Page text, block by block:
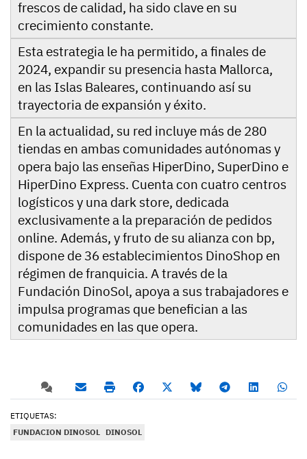
frescos de calidad, ha sido clave en su
crecimiento constante.
Esta estrategia le ha permitido, a finales de
2024, expandir su presencia hasta Mallorca,
en las Islas Baleares, continuando así su
trayectoria de expansión y éxito.
En la actualidad, su red incluye más de 280
tiendas en ambas comunidades autónomas y
opera bajo las enseñas HiperDino, SuperDino e
HiperDino Express. Cuenta con cuatro centros
logísticos y una dark store, dedicada
exclusivamente a la preparación de pedidos
online. Además, y fruto de su alianza con bp,
dispone de 36 establecimientos DinoShop en
régimen de franquicia. A través de la
Fundación DinoSol, apoya a sus trabajadores e
impulsa programas que benefician a las
comunidades en las que opera.
ETIQUETAS:
FUNDACION DINOSOL
DINOSOL